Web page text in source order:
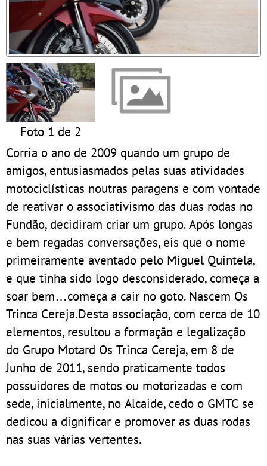
Foto 1 de 2
Corria o ano de 2009 quando um grupo de
amigos, entusiasmados pelas suas atividades
motociclísticas noutras paragens e com vontade
de reativar o associativismo das duas rodas no
Fundão, decidiram criar um grupo. Após longas
e bem regadas conversações, eis que o nome
primeiramente aventado pelo Miguel Quintela,
e que tinha sido logo desconsiderado, começa a
soar bem…começa a cair no goto. Nascem Os
Trinca Cereja.Desta associação, com cerca de 10
elementos, resultou a formação e legalização
do Grupo Motard Os Trinca Cereja, em 8 de
Junho de 2011, sendo praticamente todos
possuidores de motos ou motorizadas e com
sede, inicialmente, no Alcaide, cedo o GMTC se
dedicou a dignificar e promover as duas rodas
nas suas várias vertentes.